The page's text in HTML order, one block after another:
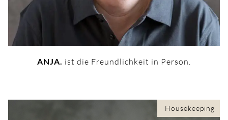
ANJA. ist die Freundlichkeit in Person.
Housekeeping